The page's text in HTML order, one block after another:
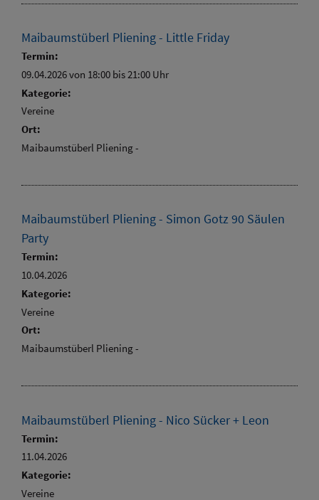
Maibaumstüberl Pliening - Little Friday
Termin:
09.04.2026 von 18:00 bis 21:00 Uhr
Kategorie:
Vereine
Ort:
Maibaumstüberl Pliening -
Maibaumstüberl Pliening - Simon Gotz 90 Säulen
Party
Termin:
10.04.2026
Kategorie:
Vereine
Ort:
Maibaumstüberl Pliening -
Maibaumstüberl Pliening - Nico Sücker + Leon
Termin:
11.04.2026
Kategorie:
Vereine